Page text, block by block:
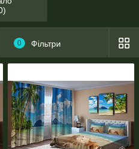
0 Фільтри